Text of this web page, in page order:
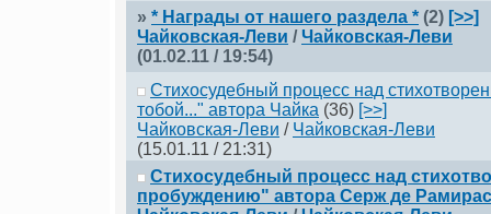
» * Награды от нашего раздела * (2) [>>]
Чaйковскaя-Леви /Чaйковскaя-Леви
(01.02.11 / 19:54)
Стихосудебный процесс над
тобой..." автора Чайка (36) [>>]
Чайковская-Леви / Чaйковскaя-Леви
(15.01.11 / 21:31)
Стихосудебный процесс над
пробуждению" автора Серж де Рамирас